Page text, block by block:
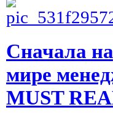
Сначала
мире
MUST